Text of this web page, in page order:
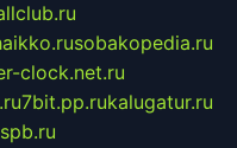
sobakopedia.ru
clock.net.ru
7bit.pp.rukalugatur.ru